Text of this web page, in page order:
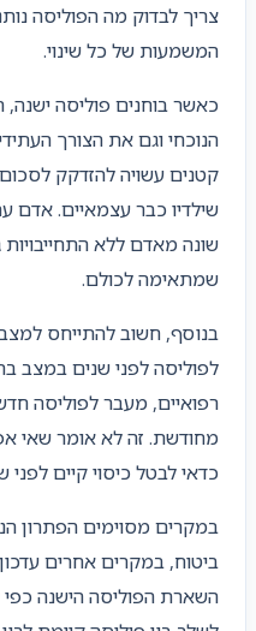
צריך לבדוק מה הפוליסה
המשמעות של כל שינוי.
כאשר בוחנים פוליסה
הנוכחי וגם את הצורך
קטנים עשויה להזדקק
שילדיו כבר עצמאיים.
שונה מאדם ללא
שמתאימה לכולם.
בנוסף, חשוב להתייחס
לפוליסה לפני שנים במצב
רפואיים, מעבר לפוליסה
מחודשת. זה לא אומר שאי
כדאי לבטל כיסוי קיים
במקרים מסוימים הפתרון
ביטוח, במקרים אחרים
השארת הפוליסה הישנה